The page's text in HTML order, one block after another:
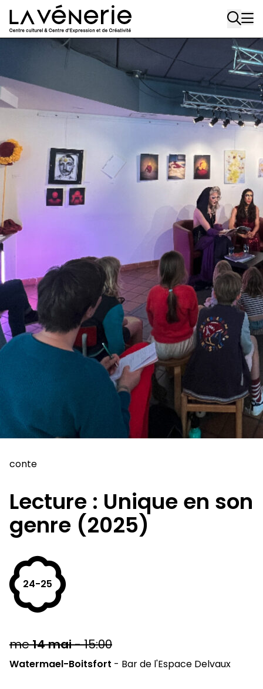
Aller au contenu principal
conte
Lecture : Unique en son
genre (2025)
24-25
me14mai-15:00
Watermael-Boitsfort - Bar de l'Espace Delvaux